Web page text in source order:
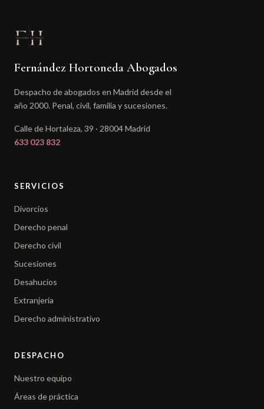
Fernández Hortoneda Abogados
Despacho de abogados en Madrid desde el
año 2000. Penal, civil, familia y sucesiones.
Calle de Hortaleza, 39 · 28004 Madrid
633 023 832
SERVICIOS
Divorcios
Derecho penal
Derecho civil
Sucesiones
Desahucios
Extranjería
Derecho administrativo
DESPACHO
Nuestro equipo
Áreas de práctica